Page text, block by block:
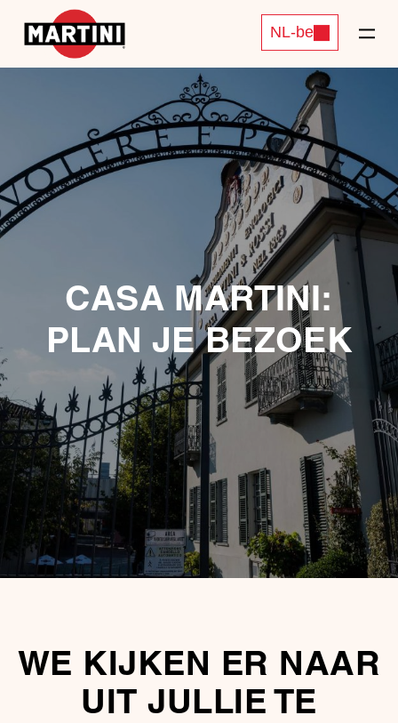
NL-be
CASA MARTINI:
PLAN JE BEZOEK
WE KIJKEN ER NAAR
UIT JULLIE TE